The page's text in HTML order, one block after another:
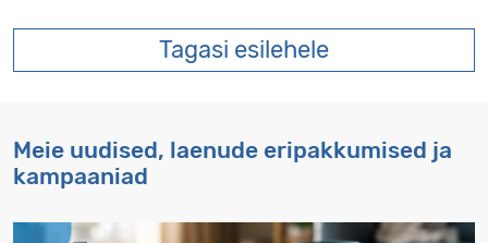
Tagasi esilehele
Meie uudised, laenude eripakkumised ja
kampaaniad